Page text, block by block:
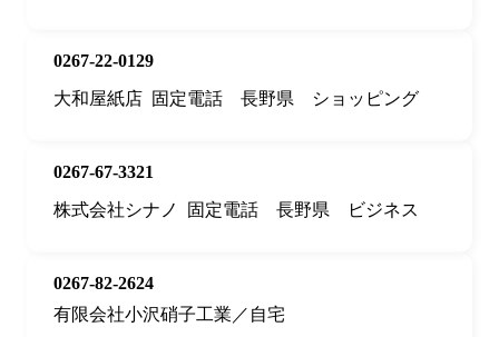
0267-22-0129
大和屋紙店 固定電話 長野県 ショッピング
0267-67-3321
株式会社シナノ
固定電話 長野県 ビジネス
0267-82-2624
有限会社小沢硝子工業／自宅